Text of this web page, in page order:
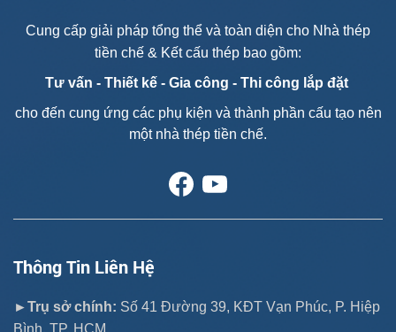
Cung cấp giải pháp tổng thể và toàn diện cho Nhà thép
tiền chế & Kết cấu thép bao gồm:
Tư vấn - Thiết kế - Gia công - Thi công lắp đặt
cho đến cung ứng các phụ kiện và thành phần cấu tạo nên
một nhà thép tiền chế.
Thông Tin Liên Hệ
►Trụ sở chính: Số 41 Đường 39, KĐT Vạn Phúc, P. Hiệp
Bình, TP. HCM.